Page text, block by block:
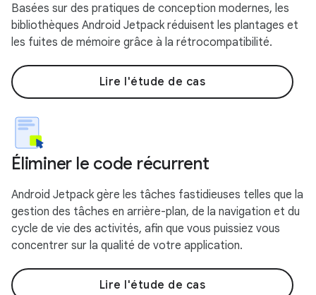
Basées sur des pratiques de conception modernes, les
bibliothèques Android Jetpack réduisent les plantages et
les fuites de mémoire grâce à la rétrocompatibilité.
Lire l'étude de cas
Éliminer le code récurrent
Android Jetpack gère les tâches fastidieuses telles que la
gestion des tâches en arrière-plan, de la navigation et du
cycle de vie des activités, afin que vous puissiez vous
concentrer sur la qualité de votre application.
Lire l'étude de cas